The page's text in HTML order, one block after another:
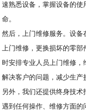
速熟悉设备，掌握设备的
命。
然后，上门维修服务。设
上门维修，更换损坏的零部
时安排专业人员上门维修
解决客户的问题，减少生产
另外，我们还提供终身技
遇到任何操作、维修方面